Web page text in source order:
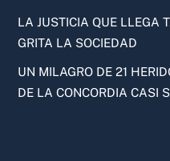
LA JUSTICIA QUE LLEGA
GRITA LA SOCIEDAD
UN MILAGRO DE 21
DE LA CONCORDIA CASI